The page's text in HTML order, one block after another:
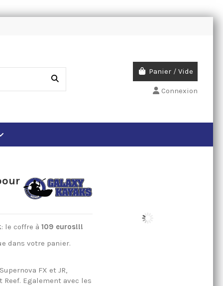
Panier /Vide
Connexion
: le coffre à 109 euros!!!
dans votre panier.
FX et JR,
Egalement avec les